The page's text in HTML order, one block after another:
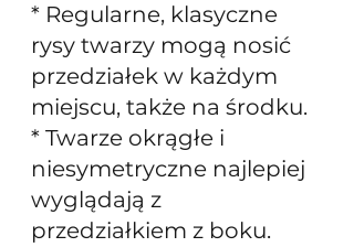
* Regularne, klasyczne
rysy twarzy mogą nosić
przedziałek w każdym
miejscu, także na środku.
* Twarze okrągłe i
niesymetryczne najlepiej
wyglądają z
przedziałkiem z boku.